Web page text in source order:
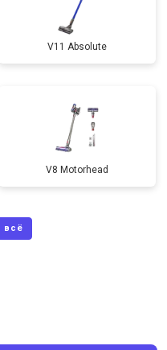
V11 Absolute
V8 Motorhead